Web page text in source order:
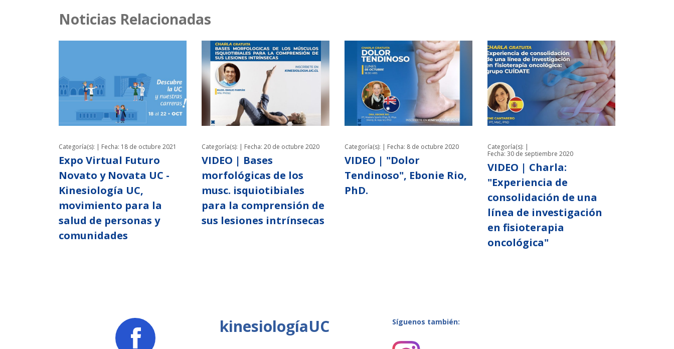
Noticias Relacionadas
Categoría(s): | Fecha: 18 de octubre 2021
Expo Virtual Futuro
Novato y Novata UC -
Kinesiología UC,
movimiento para la
salud de personas y
comunidades
Categoría(s): | Fecha: 20 de octubre 2020
VIDEO | Bases
morfológicas de los
musc. isquiotibiales
para la comprensión de
sus lesiones intrínsecas
Categoría(s): | Fecha: 8 de octubre 2020
VIDEO | "Dolor
Tendinoso", Ebonie Rio,
PhD.
Categoría(s): |
Fecha: 30 de septiembre 2020
VIDEO | Charla:
"Experiencia de
consolidación de una
línea de investigación
en fisioterapia
oncológica"
kinesiologíaUC Síguenos también: